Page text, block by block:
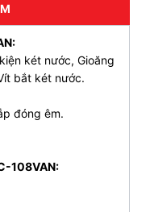
không gian
dễ vệ sinh
ECO, 2 mức xả
mẽ dễ dàng đánh
giảm tiếng ồn,
két nước, Gioăng
bắt két nước.
đóng êm.
108VAN: